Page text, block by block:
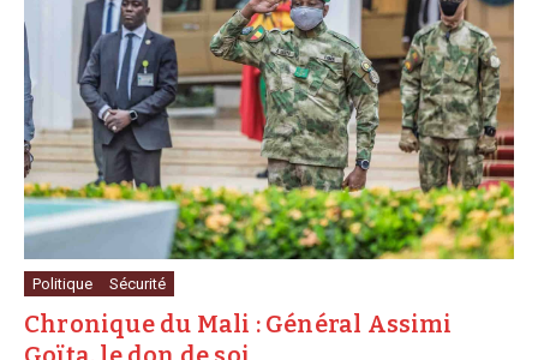
Politique Sécurité
Chronique du Mali : Général Assimi